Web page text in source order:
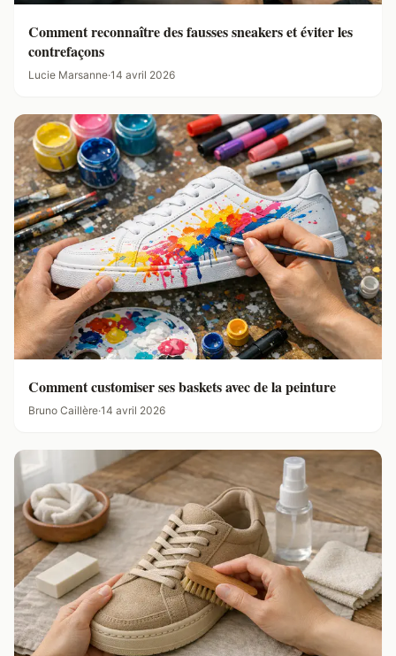
Comment reconnaître des fausses sneakers et éviter les
contrefaçons
Lucie Marsanne·14 avril 2026
Comment customiser ses baskets avec de la peinture
Bruno Caillère·14 avril 2026